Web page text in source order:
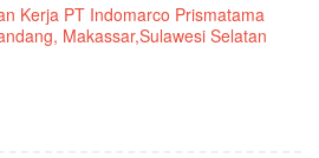
Kerja PT Indomarco Prismatama
Makassar,Sulawesi Selatan